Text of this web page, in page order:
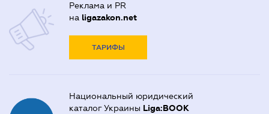
Реклама и PR
на ligazakon.net
ТАРИФЫ
Национальный юридический
каталог Украины Liga:BOOK